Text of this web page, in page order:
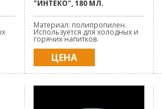
"ИНТЕКО", 180 МЛ.
Материал: полипропилен.
Используется для холодных и
горячих напитков.
ЦЕНА